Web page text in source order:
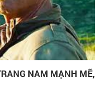
NAM MẠNH MẼ,